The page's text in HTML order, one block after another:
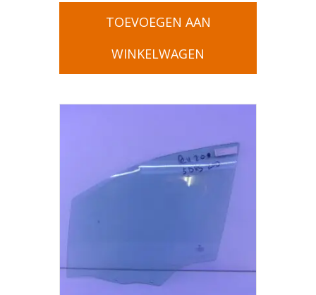
TOEVOEGEN AAN
WINKELWAGEN